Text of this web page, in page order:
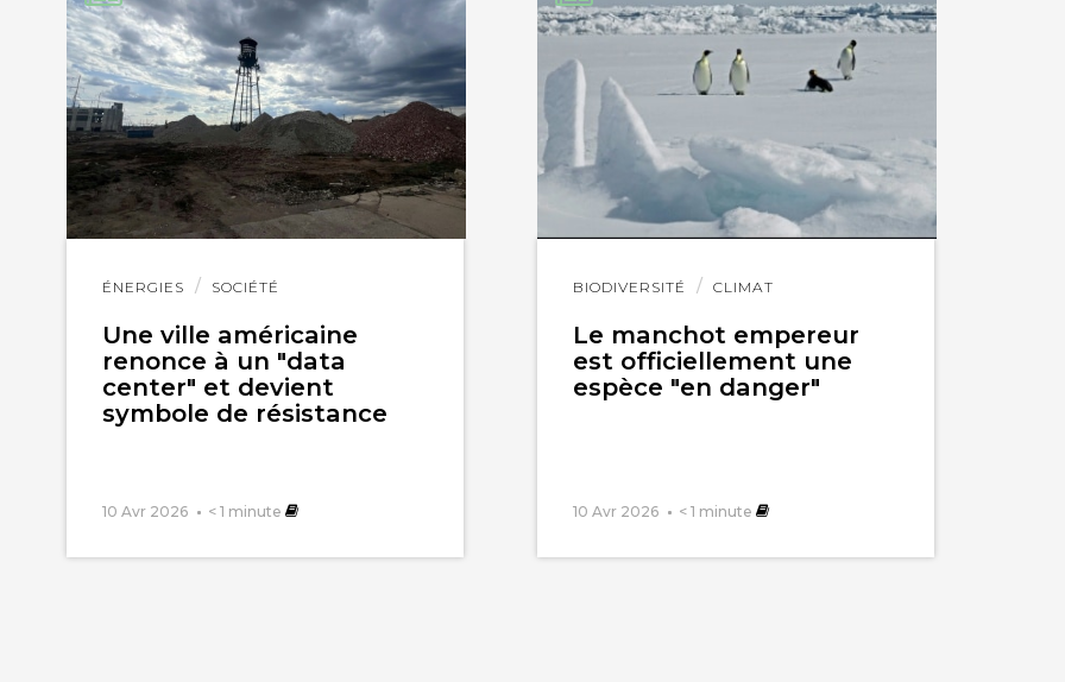
ÉNERGIES SOCIÉTÉ
Une ville américaine
renonce à un "data
center" et devient
symbole de résistance
10 Avr 2026 < 1 minute
Lire
BIODIVERSITÉ CLIMAT
Le manchot empereur
est officiellement une
espèce "en danger"
10 Avr 2026 < 1 minute
Lire